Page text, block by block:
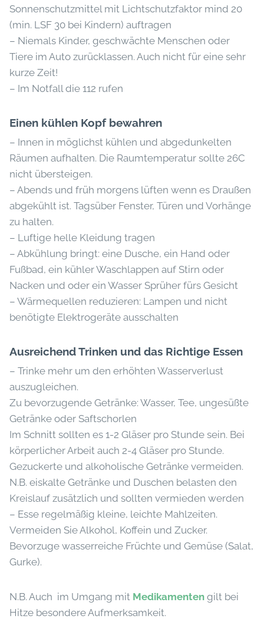
Sonnenschutzmittel mit Lichtschutzfaktor mind 20
(min. LSF 30 bei Kindern) auftragen
– Niemals Kinder, geschwächte Menschen oder
Tiere im Auto zurücklassen. Auch nicht für eine sehr
kurze Zeit!
– Im Notfall die 112 rufen
Einen kühlen Kopf bewahren
– Innen in möglichst kühlen und abgedunkelten
Räumen aufhalten. Die Raumtemperatur sollte 26C
nicht übersteigen.
– Abends und früh morgens lüften wenn es Draußen
abgekühlt ist. Tagsüber Fenster, Türen und Vorhänge
zu halten.
– Luftige helle Kleidung tragen
– Abkühlung bringt: eine Dusche, ein Hand oder
Fußbad, ein kühler Waschlappen auf Stirn oder
Nacken und oder ein Wasser Sprüher fürs Gesicht
– Wärmequellen reduzieren: Lampen und nicht
benötigte Elektrogeräte ausschalten
Ausreichend Trinken und das Richtige Essen
– Trinke mehr um den erhöhten Wasserverlust
auszugleichen.
Zu bevorzugende Getränke: Wasser, Tee, ungesüßte
Getränke oder Saftschorlen
Im Schnitt sollten es 1-2 Gläser pro Stunde sein. Bei
körperlicher Arbeit auch 2-4 Gläser pro Stunde.
Gezuckerte und alkoholische Getränke vermeiden.
N.B. eiskalte Getränke und Duschen belasten den
Kreislauf zusätzlich und sollten vermieden werden
– Esse regelmäßig kleine, leichte Mahlzeiten.
Vermeiden Sie Alkohol, Koffein und Zucker.
Bevorzuge wasserreiche Früchte und Gemüse (Salat,
Gurke).
N.B. Auch im Umgang mit Medikamenten gilt bei
Hitze besondere Aufmerksamkeit.